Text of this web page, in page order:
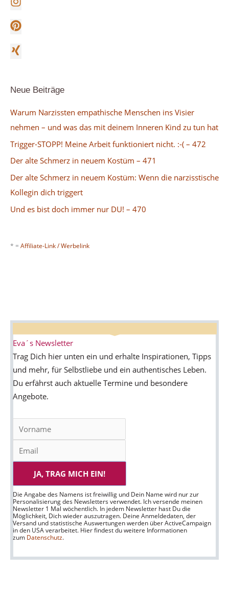
Neue Beiträge
Warum Narzissten empathische Menschen ins Visier
nehmen – und was das mit deinem Inneren Kind zu tun hat
Trigger-STOPP! Meine Arbeit funktioniert nicht. :-( – 472
Der alte Schmerz in neuem Kostüm – 471
Der alte Schmerz in neuem Kostüm: Wenn die narzisstische
Kollegin dich triggert
Und es bist doch immer nur DU! – 470
* = Affiliate-Link / Werbelink
Eva´s Newsletter
Trag Dich hier unten ein und erhalte Inspirationen, Tipps
und mehr, für Selbstliebe und ein authentisches Leben.
Du erfährst auch aktuelle Termine und besondere
Angebote.
JA, TRAG MICH EIN!
Die Angabe des Namens ist freiwillig und Dein Name wird nur zur
Personalisierung des Newsletters verwendet. Ich versende meinen
Newsletter 1 Mal wöchentlich. In jedem Newsletter hast Du die
Möglichkeit, Dich wieder auszutragen. Deine Anmeldedaten, der
Versand und statistische Auswertungen werden über ActiveCampaign
in den USA verarbeitet. Hier findest du weitere Informationen
zum Datenschutz.